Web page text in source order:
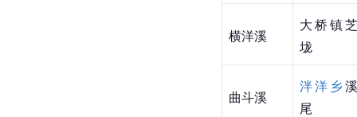
横洋溪
大桥镇芝
垅
曲斗溪
泮洋乡溪
尾